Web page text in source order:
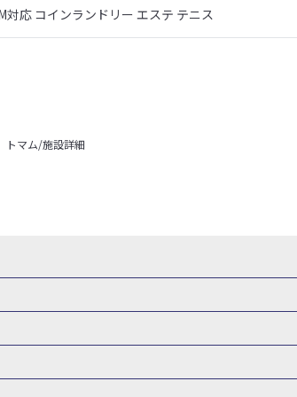
対応 コインランドリー エステ テニス
マム/施設詳細
越 山梨県 新潟県 長野県 東海 静岡県
県 和歌山県 四国 徳島県 高知県 香川県
テル・旅館 神奈川県ホテル・旅館
埼玉県ホ
旅館 群馬県ホテル・旅館
富山県ホテ
東北 花巻温泉(岩手) 蔵王温泉(山形) かみ